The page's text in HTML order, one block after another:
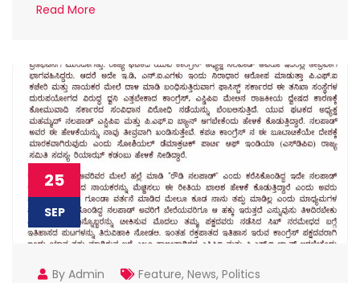
Read More
25
SEP
By Admin Feature, News, Politics